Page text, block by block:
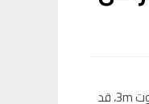
قال رئيس بلدية تجمع خلة المية أ.مجدي العدرة، ان طواقم البلدية وشركة المقاولات الخاصة بمشروع تمديد خط مياة مكاروت 3m، قد